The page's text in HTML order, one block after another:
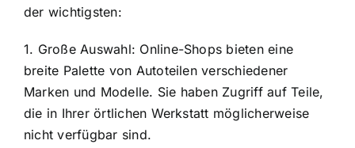
der wichtigsten:
1. Große Auswahl: Online-Shops bieten eine
breite Palette von Autoteilen verschiedener
Marken und Modelle. Sie haben Zugriff auf Teile,
die in Ihrer örtlichen Werkstatt möglicherweise
nicht verfügbar sind.